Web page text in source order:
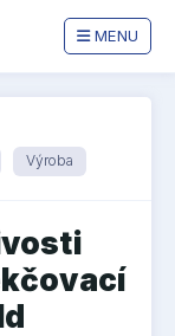
MENU
Výroba